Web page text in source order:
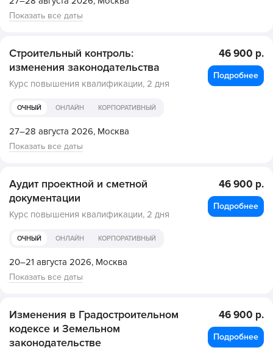
Показать все даты
Строительный контроль:
изменения законодательства
Курс повышения квалификации, 2 дня
ОЧНЫЙ ОНЛАЙН КОРПОРАТИВНЫЙ
27–28 августа 2026, Москва
Показать все даты
46 900 р.
Подробнее
Аудит проектной и сметной
документации
Курс повышения квалификации, 2 дня
ОЧНЫЙ ОНЛАЙН КОРПОРАТИВНЫЙ
20–21 августа 2026, Москва
Показать все даты
46 900 р.
Подробнее
Изменения в Градостроительном
кодексе и Земельном
законодательстве
46 900 р.
Подробнее